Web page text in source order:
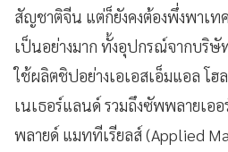
สัญชาติจีน แต่ก็ยังคงต้องพึ่งพาเท
เป็นอย่างมาก ทั้งอุปกรณ์จากบ
ใช้ผลิตชิปอย่างเอเอสเอ็มแอล โฮ
เนเธอร์แลนด์ รวมถึงซัพพลายเอ
พลายด์ แมททีเรียลส์ (Applied